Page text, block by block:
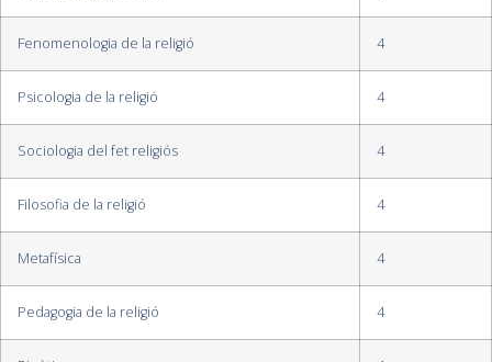
Fenomenologia de la religió 4
Psicologia de la religió 4
Sociologia del fet religiós 4
Filosofia de la religió 4
Metafísica 4
Pedagogia de la religió 4